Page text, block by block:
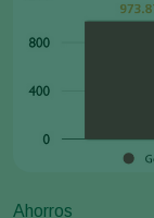
Ahorros _